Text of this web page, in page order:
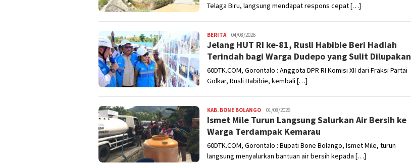
Telaga Biru, langsung mendapat respons cepat […]
BERITAAdmin
04/08/2026
Jelang HUT RI ke-81, Rusli Habibie Beri Hadiah
Terindah bagi Warga Dudepo yang Sulit Dilupakan
60DTK.COM, Gorontalo : Anggota DPR RI Komisi XII dari Fraksi Partai
Golkar, Rusli Habibie, kembali […]
KAB. BONE BOLANGO Admin
01/08/2026
Ismet Mile Turun Langsung Salurkan Air Bersih ke
Warga Terdampak Kemarau
60DTK.COM, Gorontalo : Bupati Bone Bolango, Ismet Mile, turun
langsung menyalurkan bantuan air bersih kepada […]